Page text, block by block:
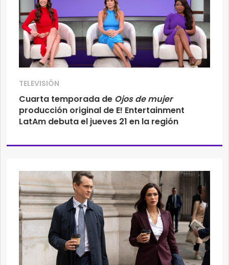
TELEVISIÓN
Cuarta temporada de Ojos de mujer
producción original de E! Entertainment
LatAm debuta el jueves 21 en la región